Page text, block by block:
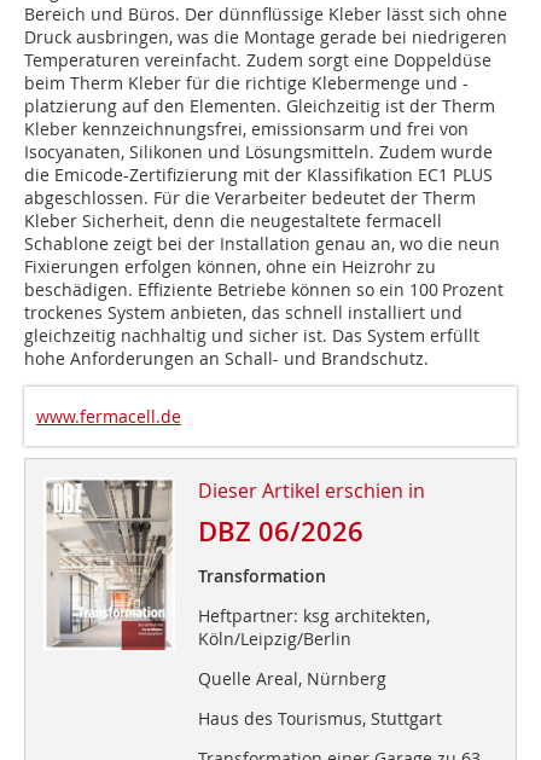
Bereich und Büros. Der dünnflüssige Kleber lässt sich ohne
Druck ausbringen, was die Montage gerade bei niedrigeren
Temperaturen vereinfacht. Zudem sorgt eine Doppel­düse
beim Therm Kleber für die richtige Klebermenge und -
platzierung auf den Elementen. Gleichzeitig ist der Therm
Kleber kennzeichnungsfrei, emissionsarm und frei von
Isocyanaten, Silikonen und Lösungsmitteln. Zudem wurde
die Emicode-Zertifizierung mit der Klassifikation EC1 PLUS
abgeschlossen. Für die Verarbeiter bedeutet der Therm
Kleber Sicherheit, denn die neugestaltete fermacell
Schablone zeigt bei der Installation genau an, wo die neun
Fixierungen erfolgen können, ohne ein Heizrohr zu
beschädigen. Effiziente Betriebe können so ein 100 Prozent
trockenes System anbieten, das schnell installiert und
gleichzeitig nachhaltig und sicher ist. Das System erfüllt
hohe Anforderungen an Schall- und Brandschutz.
www.fermacell.de
Dieser Artikel erschien in
DBZ 06/2026
Transformation
Heftpartner: ksg architekten,
Köln/Leipzig/Berlin
Quelle Areal, Nürnberg
Haus des Tourismus, Stuttgart